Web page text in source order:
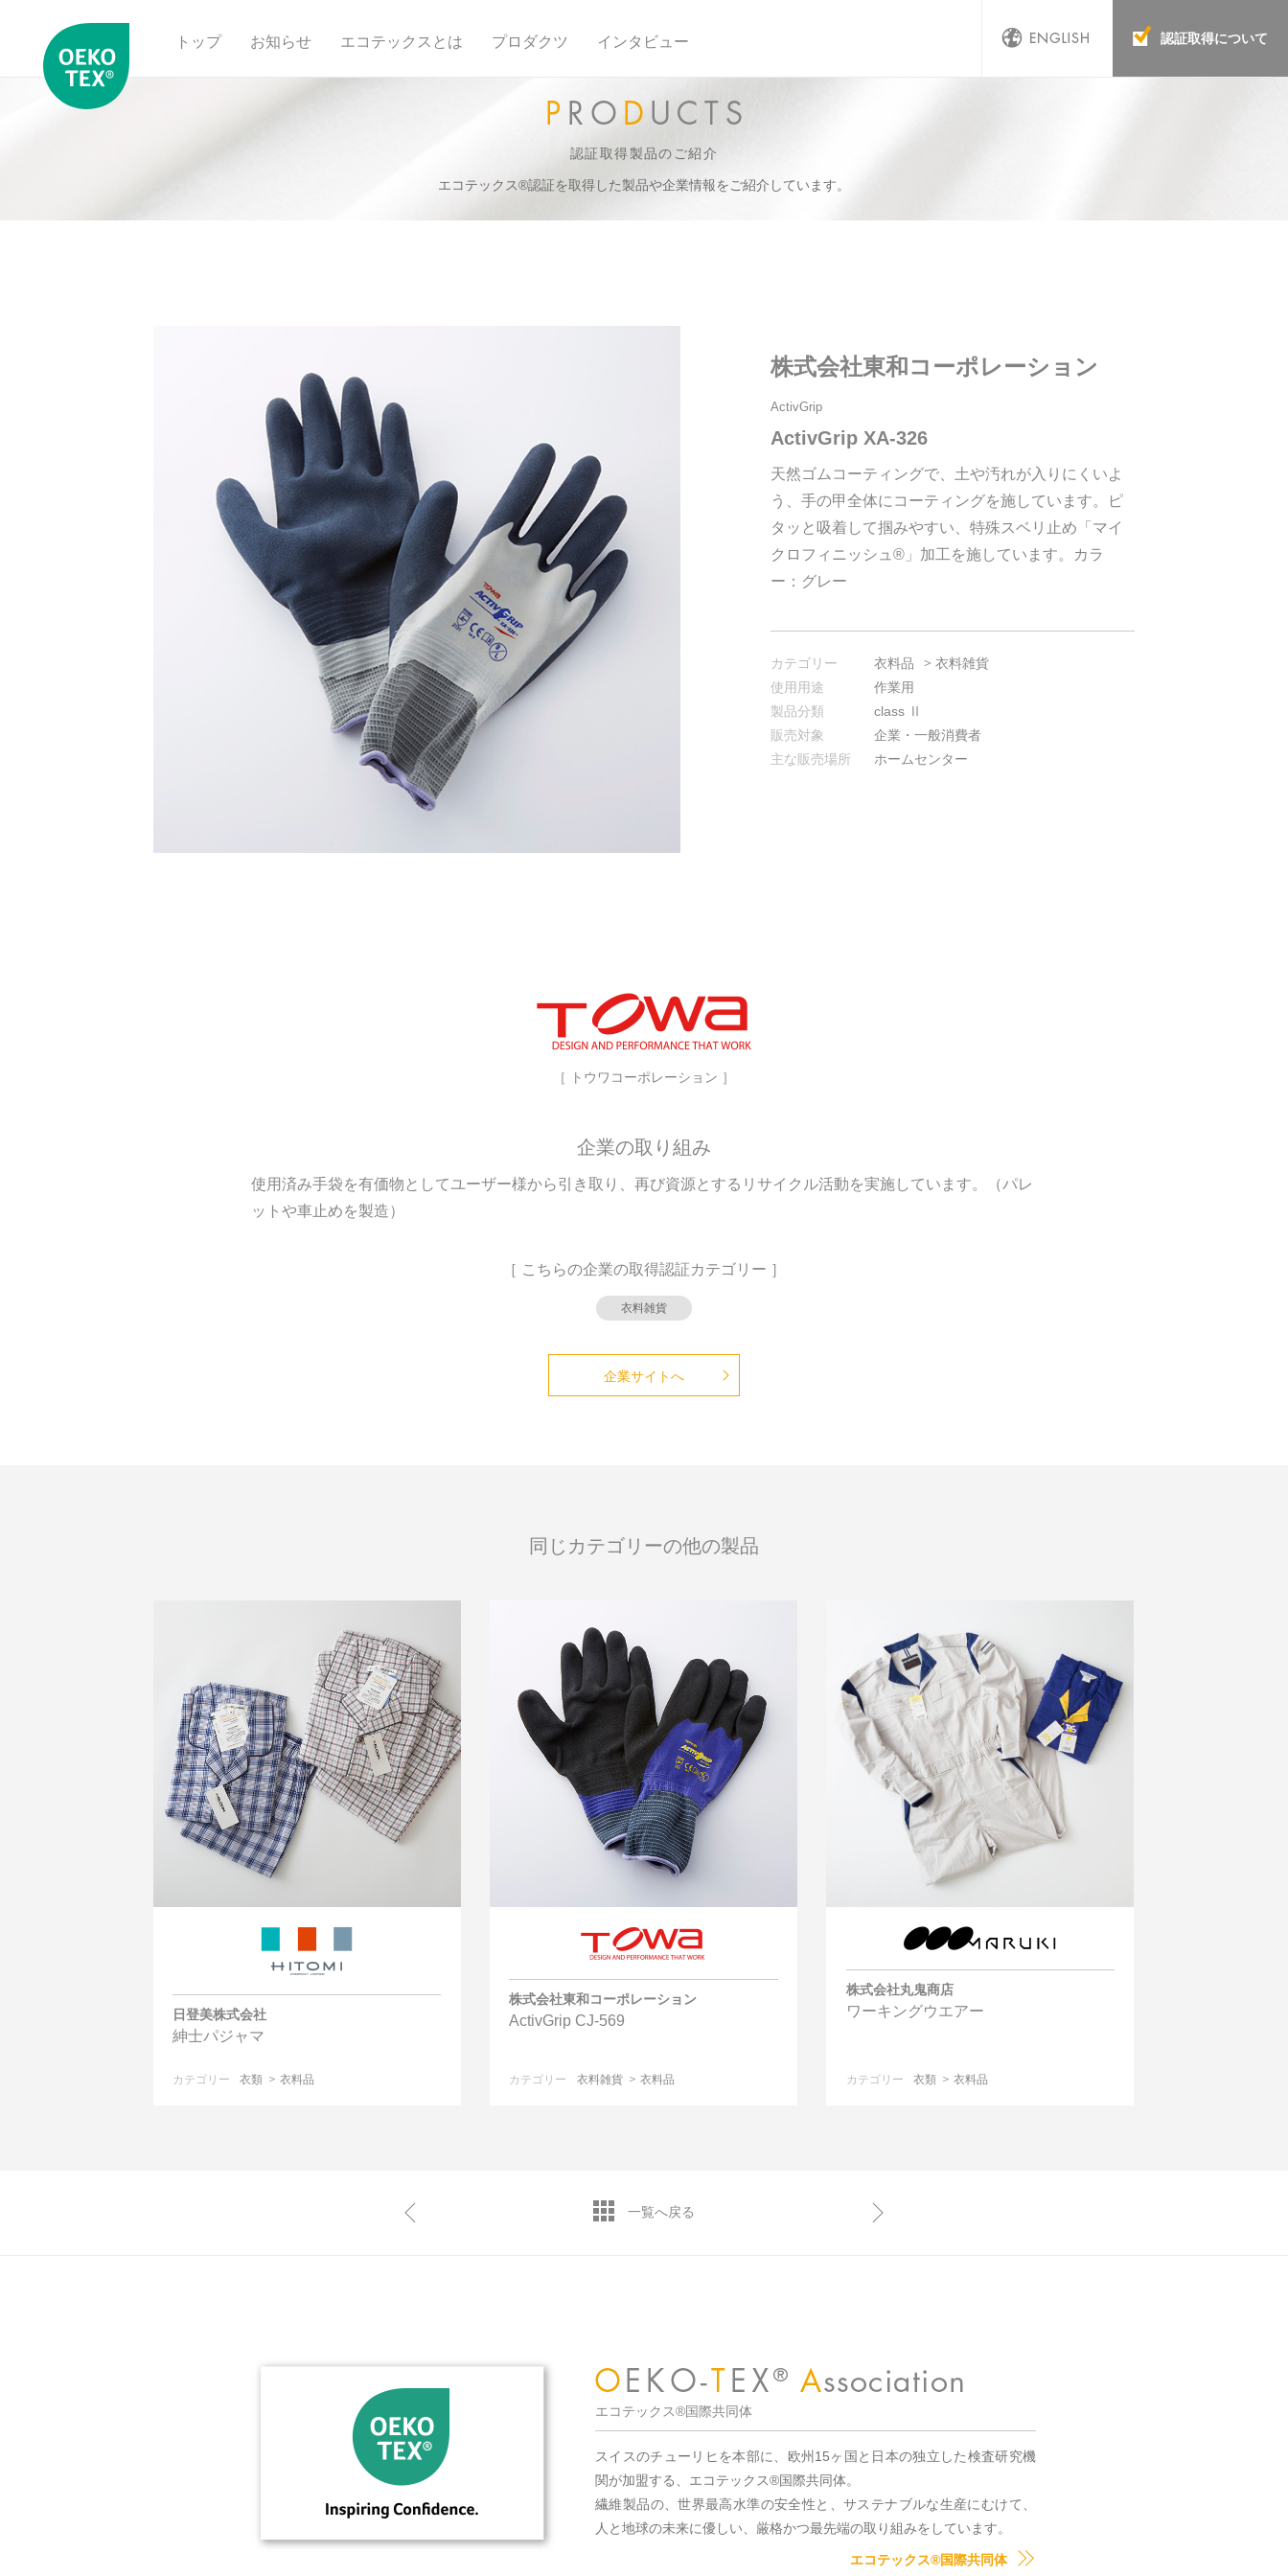
トップ お知らせ エコテックスとは プロダクツ インタビュー 認証取得について
認証取得製品のご紹介
エコテックス®認証を取得した製品や企業情報をご紹介しています。
株式会社東和コーポレーション
ActivGrip
ActivGrip XA-326
天然ゴムコーティングで、土や汚れが入りにくいよ
う、手の甲全体にコーティングを施しています。ピ
タッと吸着して掴みやすい、特殊スベリ止め「マイ
クロフィニッシュ®」加工を施しています。カラ
ー：グレー
カテゴリー 衣料品
衣料雑貨
使用用途
作業用
製品分類
class Ⅱ
販売対象
企業・一般消費者
主な販売場所
ホームセンター
［ トウワコーポレーション ］
企業の取り組み
使用済み手袋を有価物としてユーザー様から引き取り、再び資源とするリサイクル活動を実施しています。（パレ
ットや車止めを製造）
［ こちらの企業の取得認証カテゴリー ］
衣料雑貨
企業サイトへ
同じカテゴリーの他の製品
日登美株式会社
紳士パジャマ
カテゴリー 衣類 衣料品
株式会社東和コーポレーション
ActivGrip CJ-569
カテゴリー 衣料雑貨 衣料品
株式会社丸鬼商店
ワーキングウエアー
カテゴリー 衣類 衣料品
一覧へ戻る
エコテックス®国際共同体
スイスのチューリヒを本部に、欧州15ヶ国と日本の独立した検査研究機
関が加盟する、エコテックス®国際共同体。
繊維製品の、世界最高水準の安全性と、サステナブルな生産にむけて、
人と地球の未来に優しい、厳格かつ最先端の取り組みをしています。
エコテックス®国際共同体